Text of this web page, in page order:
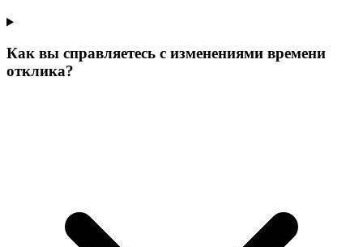
Как вы справляетесь с изменениями времени
отклика?